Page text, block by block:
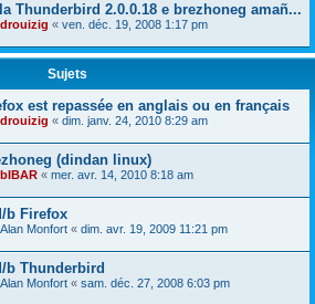
Thunderbird 2.0.0.18 e brezhoneg amañ...
drouizig « ven. déc. 19, 2008 1:17 pm
Sujets
est repassée en anglais ou en français
drouizig « dim. janv. 24, 2010 8:29 am
(dindan linux)
bIBAR « mer. avr. 14, 2010 8:18 am
b Firefox
Alan Monfort « dim. avr. 19, 2009 11:21 pm
b Thunderbird
Alan Monfort « sam. déc. 27, 2008 6:03 pm